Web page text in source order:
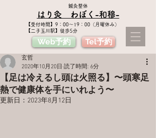
鍼灸整体
はり灸 わぼく​-和穆-
​【受付時間】9：00〜19：00（月曜休み）
【二子玉川駅】徒歩5分
Web予約 Tel予約
【足は冷えるし頭は火照る】〜頭寒足
熱で健康体を手にいれよう〜
玄哲
2020年10月20日 読了時間: 6分
更新日： 2023年8月12日